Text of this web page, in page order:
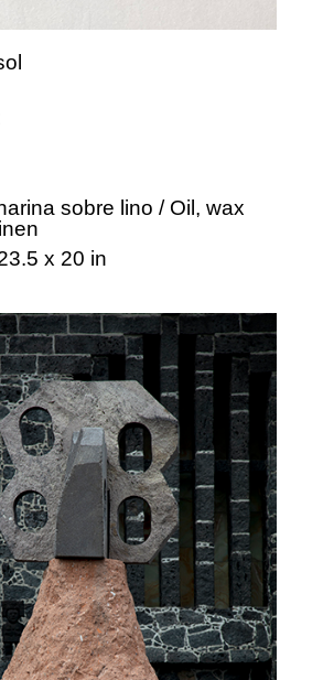
sobre lino / Oil, wax
x 20 in